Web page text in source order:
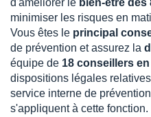
d'améliorer le bien-être
minimiser les risques en
Vous êtes le principal
de prévention et assurez la
équipe de 18 conseillers
dispositions légales
service interne de
s'appliquent à cette fonction.